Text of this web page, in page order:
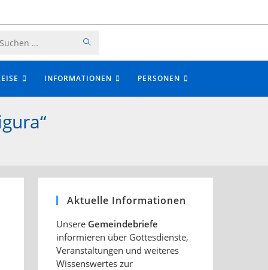
Diese
INFORMATIONEN PERSONEN
Aktuelle Informationen
Unsere Gemeindebriefe
informieren über Gottesdienste,
Veranstaltungen und weiteres
Wissenswertes zur